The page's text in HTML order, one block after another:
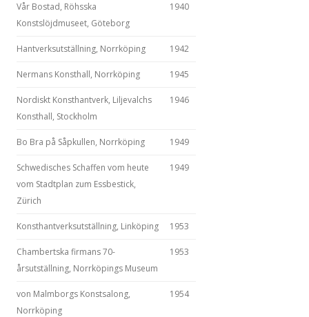
Vår Bostad, Röhsska
Konstslöjdmuseet, Göteborg
1940
Hantverksutställning, Norrköping 1942
Nermans Konsthall, Norrköping 1945
Nordiskt Konsthantverk, Liljevalchs
Konsthall, Stockholm
1946
Bo Bra på Såpkullen, Norrköping 1949
Schwedisches Schaffen vom heute
vom Stadtplan zum Essbestick,
Zürich
1949
Konsthantverksutställning, Linköping 1953
Chambertska firmans 70-
årsutställning, Norrköpings Museum
1953
von Malmborgs Konstsalong,
Norrköping
1954